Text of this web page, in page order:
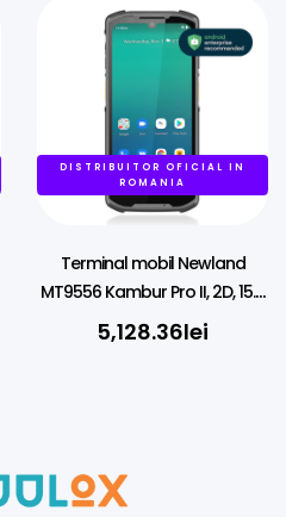
DISTRIBUITOR OFICIAL IN
ROMANIA
Terminal mobil Newland
MT9556 Kambur Pro II, 2D, 15.5
cm (6.1”), GPS, USB-C, Wi-Fi, 5G,
NFC, Android, kit, GMS
5,128.36lei